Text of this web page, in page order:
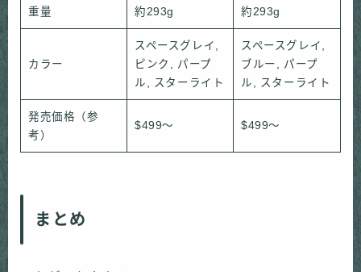
重量 約293g 約293g
カラー
スペースグレイ,
ピンク, パープ
ル, スターライト
スペースグレイ,
ブルー, パープ
ル, スターライト
発売価格（参
考）
$499〜 $499〜
まとめ